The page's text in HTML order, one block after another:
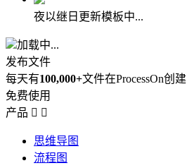
夜以继日更新模板中...
加载中...
发布文件
每天有100,000+文件在ProcessOn创建
免费使用
产品  
思维导图
流程图